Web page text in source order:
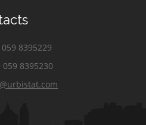
8395229
8395230